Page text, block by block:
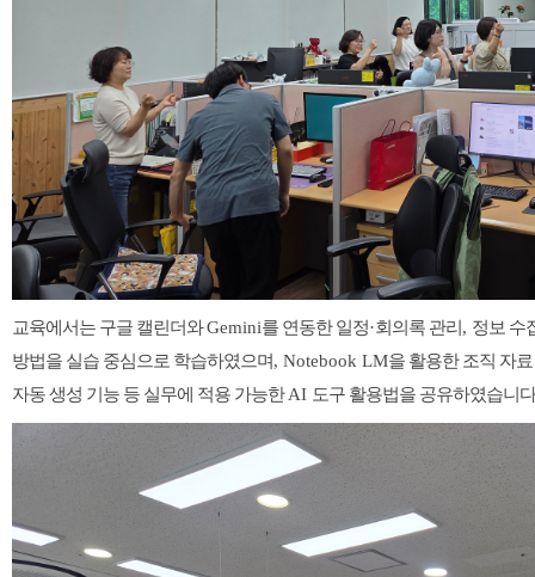
교육에서는 구글 캘린더와Gemini를 연동한 일정·회의록 관리 , 정보 수
방법을 실습 중심으로 학습하였으며, Notebook LM을 활용한 조직 자
자동 생성 기능 등 실무에 적용 가능한AI 도구 활용법을 공유하였습니다